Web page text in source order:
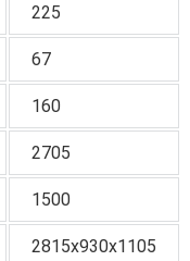
225
67
160
2705
1500
2815x930x1105